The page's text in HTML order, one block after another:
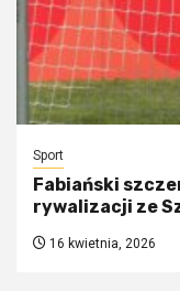
Sport
Fabiański
rywalizacji ze
16 kwietnia, 2026